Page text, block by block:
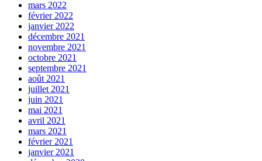
mars 2022
février 2022
janvier 2022
décembre 2021
novembre 2021
octobre 2021
septembre 2021
août 2021
juillet 2021
juin 2021
mai 2021
avril 2021
mars 2021
février 2021
janvier 2021